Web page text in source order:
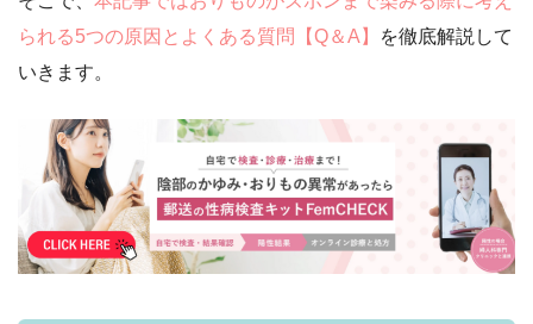
られる5つの原因とよくある質問【Q＆A】
を徹底解説して
いきます。